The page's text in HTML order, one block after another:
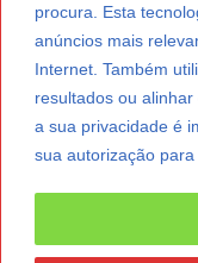
procura. Esta
anúncios mais
Internet. Também
resultados ou
a sua privacidade é
sua autorização
Novas 7
final
Julho 29,